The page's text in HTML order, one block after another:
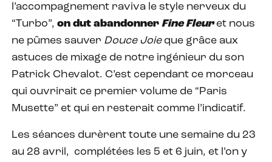
l’accompagnement raviva le style nerveux du
“Turbo”, on dut abandonner Fine Fleuret nous
ne pûmes sauver Douce Joie que grâce aux
astuces de mixage de notre ingénieur du son
Patrick Chevalot. C’est cependant ce morceau
qui ouvrirait ce premier volume de “Paris
Musette” et qui en resterait comme l’indicatif.
Les séances durèrent toute une semaine du 23
au 28 avril, complétées les 5 et 6 juin, et l’on y